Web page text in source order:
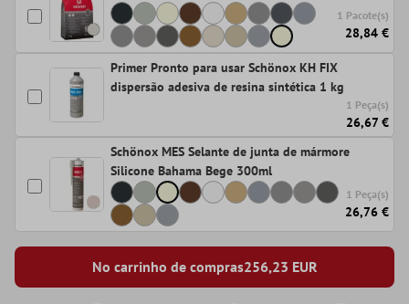
1 Pacote(s)
28,84 €
Primer Pronto para usar Schönox KH FIX
dispersão adesiva de resina sintética 1 kg
1 Peça(s)
26,67 €
Schönox MES Selante de junta de mármore
Silicone Bahama Bege 300ml
1 Peça(s)
26,76 €
No carrinho de compras256,23 EUR